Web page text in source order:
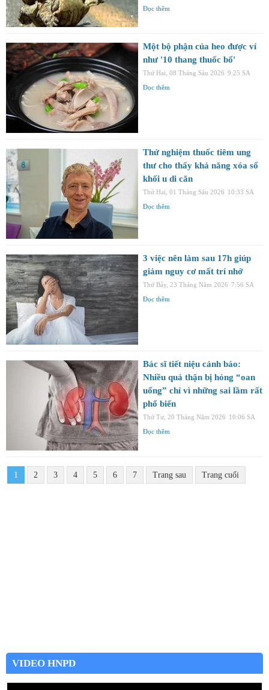
Đọc thêm
Một bộ phận của heo được ví
như '10 thang thuốc bổ'
Thứ Hai, 08 Tháng Sáu 2026 9:25 SA
Đọc thêm
Thử nghiệm thuốc tiêm ung
thư cho thấy khả năng xóa sổ
khối u di căn
Thứ Hai, 01 Tháng Sáu 2026 10:33 SA
Đọc thêm
3 việc nên làm sau 17h giúp
giảm nguy cơ mất trí nhớ
Thứ Bảy, 23 Tháng Năm 2026 7:56 SA
Đọc thêm
Bác sĩ tiết niệu cảnh báo:
Nhiều quả thận bị hỏng “oan
uổng” chỉ vì những sai lầm rất
phổ biến
Thứ Tư, 20 Tháng Năm 2026 10:06 SA
Đọc thêm
1 2 3 4 5 6 7 Trang sau Trang cuối
VIDEO HNPD